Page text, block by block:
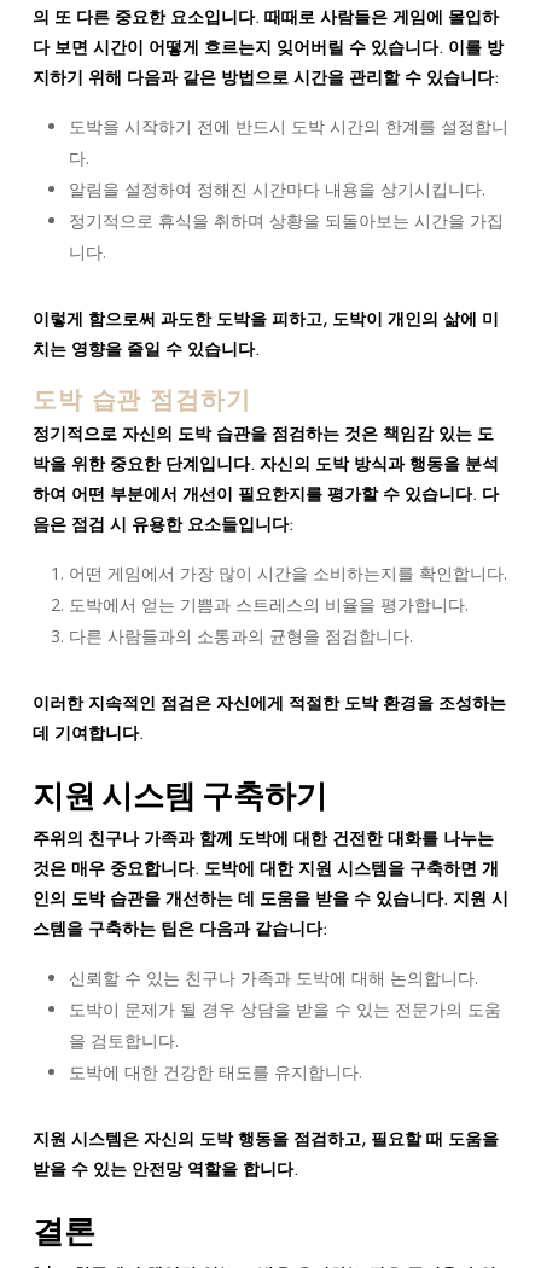
의 또 다른 중요한 요소입니다. 때때로 사람들은 게임에 몰입하
다 보면 시간이 어떻게 흐르는지 잊어버릴 수 있습니다. 이를 방
지하기 위해 다음과 같은 방법으로 시간을 관리할 수 있습니다:
도박을 시작하기 전에 반드시 도박 시간의 한계를 설정합니
다.
알림을 설정하여 정해진 시간마다 내용을 상기시킵니다.
정기적으로 휴식을 취하며 상황을 되돌아보는 시간을 가집
니다.
이렇게 함으로써 과도한 도박을 피하고, 도박이 개인의 삶에 미
치는 영향을 줄일 수 있습니다.
도박 습관 점검하기
정기적으로 자신의 도박 습관을 점검하는 것은 책임감 있는 도
박을 위한 중요한 단계입니다. 자신의 도박 방식과 행동을 분석
하여 어떤 부분에서 개선이 필요한지를 평가할 수 있습니다. 다
음은 점검 시 유용한 요소들입니다:
어떤 게임에서 가장 많이 시간을 소비하는지를 확인합니다.
도박에서 얻는 기쁨과 스트레스의 비율을 평가합니다.
다른 사람들과의 소통과의 균형을 점검합니다.
이러한 지속적인 점검은 자신에게 적절한 도박 환경을 조성하는
데 기여합니다.
지원 시스템 구축하기
주위의 친구나 가족과 함께 도박에 대한 건전한 대화를 나누는
것은 매우 중요합니다. 도박에 대한 지원 시스템을 구축하면 개
인의 도박 습관을 개선하는 데 도움을 받을 수 있습니다. 지원 시
스템을 구축하는 팁은 다음과 같습니다:
신뢰할 수 있는 친구나 가족과 도박에 대해 논의합니다.
도박이 문제가 될 경우 상담을 받을 수 있는 전문가의 도움
을 검토합니다.
도박에 대한 건강한 태도를 유지합니다.
지원 시스템은 자신의 도박 행동을 점검하고, 필요할 때 도움을
받을 수 있는 안전망 역할을 합니다.
결론